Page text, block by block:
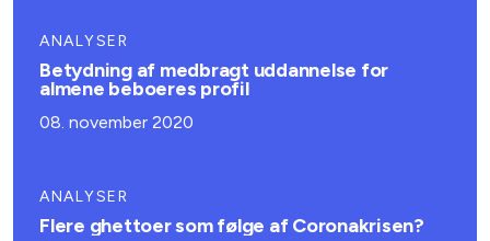
ANALYSER
Betydning af medbragt uddannelse for
almene beboeres profil
08. november 2020
ANALYSER
Flere ghettoer som følge af Coronakrisen?